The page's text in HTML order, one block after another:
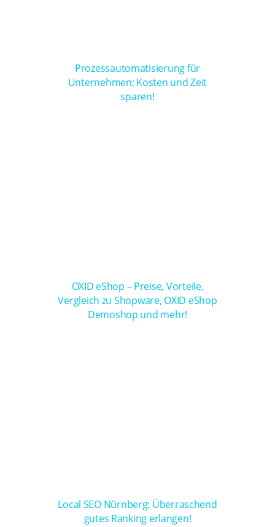
Prozessautomatisierung für
Unternehmen: Kosten und Zeit
sparen!
OXID eShop – Preise, Vorteile,
Vergleich zu Shopware, OXID eShop
Demoshop und mehr!
Local SEO Nürnberg: Überraschend
gutes Ranking erlangen!